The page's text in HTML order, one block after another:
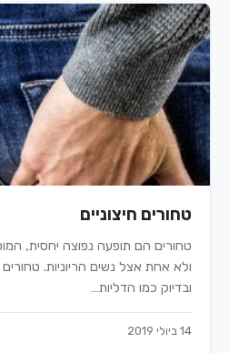
טחורים חיצוניים
טחורים הם תופעה נפוצה יחסית,
ולא אחת אצל נשים הריוניות. טחורים
ובדיוק כמו הדליות…
14 ביולי 2019